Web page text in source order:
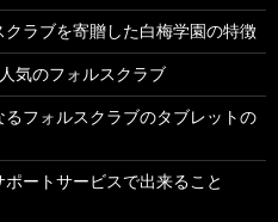
ラブを寄贈した白梅学園の特徴
気のフォルスクラブ
フォルスクラブのタブレットの
ートサービスで出来ること